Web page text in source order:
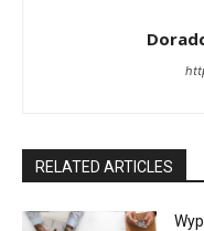
RELATED ARTICLES